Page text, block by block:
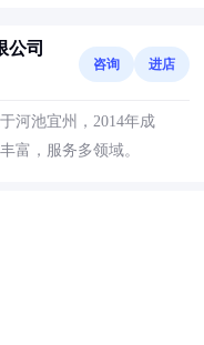
公司
咨询 进店
河池宜州，2014年成
富，服务多领域。